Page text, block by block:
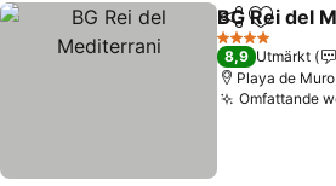
Dela Lägg till
BG Rei del
4 Stjärnor
8,9 Utmärkt
Playa de
Omfattande